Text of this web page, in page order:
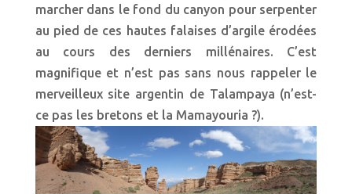
marcher dans le fond du canyon pour serpenter
au pied de ces hautes falaises d’argile érodées
au cours des derniers millénaires. C’est
magnifique et n’est pas sans nous rappeler le
merveilleux site argentin de Talampaya (n’est-
ce pas les bretons et la Mamayouria ?).